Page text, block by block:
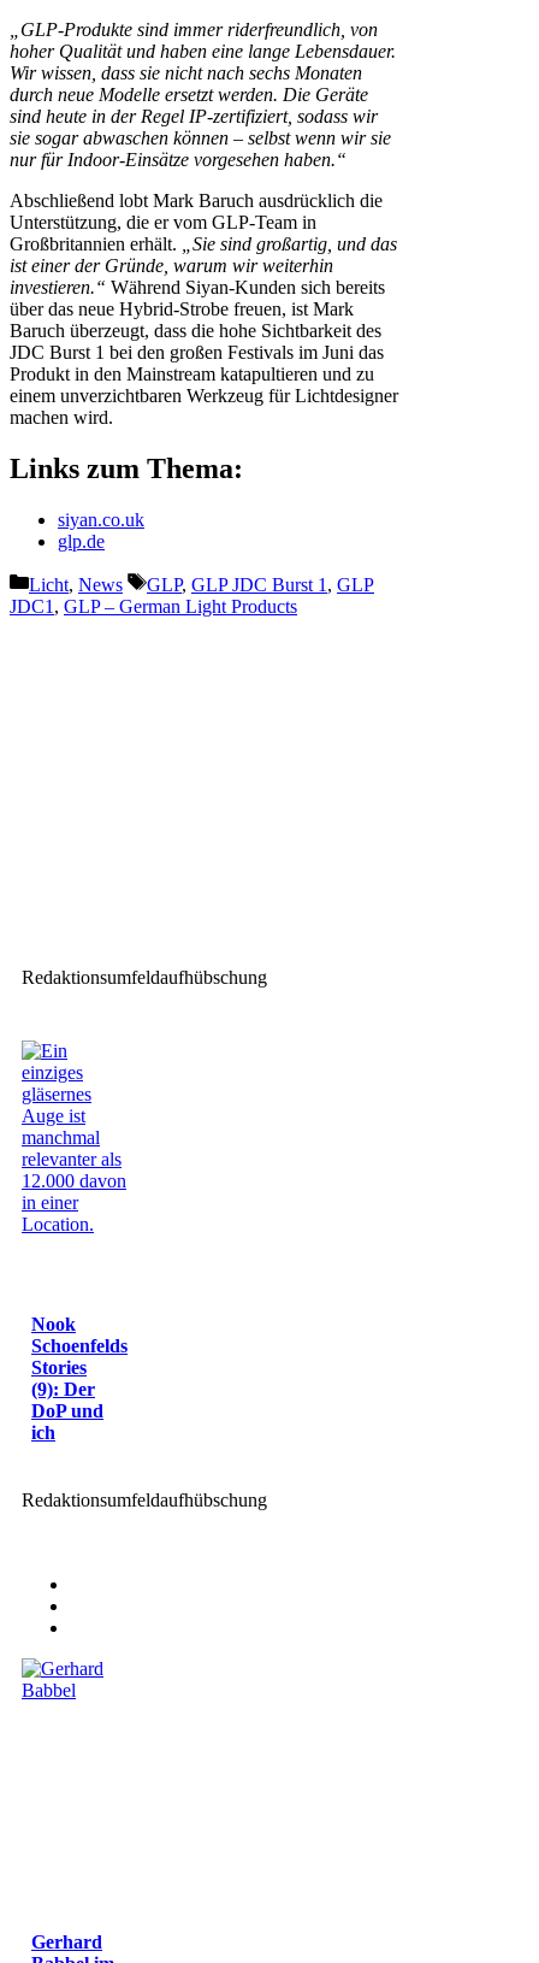
„GLP-Produkte sind immer riderfreundlich, von
hoher Qualität und haben eine lange Lebensdauer.
Wir wissen, dass sie nicht nach sechs Monaten
durch neue Modelle ersetzt werden. Die Geräte
sind heute in der Regel IP-zertifiziert, sodass wir
sie sogar abwaschen können – selbst wenn wir sie
nur für Indoor-Einsätze vorgesehen haben.“
Abschließend lobt Mark Baruch ausdrücklich die
Unterstützung, die er vom GLP-Team in
Großbritannien erhält.
„Sie sind großartig, und das
ist einer der Gründe, warum wir weiterhin
investieren.“ Während Siyan-Kunden sich bereits
über das neue Hybrid-Strobe freuen, ist Mark
Baruch überzeugt, dass die hohe Sichtbarkeit des
JDC Burst 1 bei den großen Festivals im Juni das
Produkt in den Mainstream katapultieren und zu
einem unverzichtbaren Werkzeug für Lichtdesigner
machen wird.
Links zum Thema:
siyan.co.uk
glp.de
Kategorien
Licht, News Schlagwörter
GLP, GLP JDC Burst 1 , GLP
JDC1 , GLP – German Light Products
Redaktionsumfeldaufhübschung
Nook
Schoenfelds
Stories
(9): Der
DoP und
ich
Redaktionsumfeldaufhübschung
Gerhard